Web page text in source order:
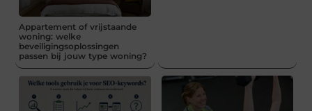
Appartement of vrijstaande
woning: welke
beveiligingsoplossingen
passen bij jouw type woning?